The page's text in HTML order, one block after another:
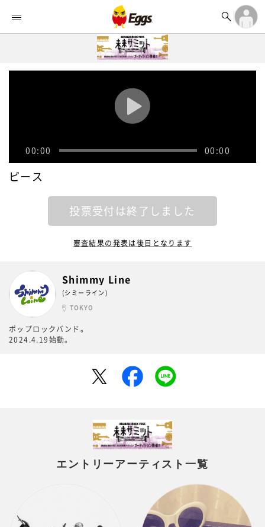


ランキング 
記事 

ログイン
アカウント登録
00:00 00:00
ピース
投票受付は終了しました
審査結果の発表は後日となります
Shimmy Line
(シミーライン)
TOKYO
ポップロックバンド。
2024.4.19始動。
エントリーアーティスト一覧